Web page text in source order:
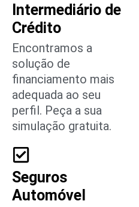
Intermediário de
Crédito
Encontramos a
solução de
financiamento mais
adequada ao seu
perfil. Peça a sua
simulação gratuita.
Seguros
Automóvel